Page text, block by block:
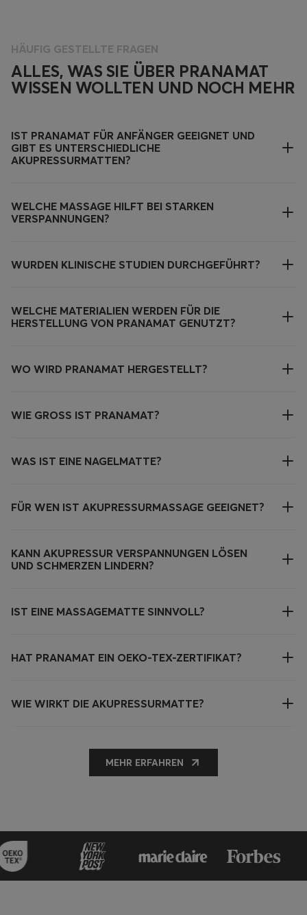
HÄUFIG GESTELLTE FRAGEN
ALLES, WAS SIE ÜBER PRANAMAT
WISSEN WOLLTEN UND NOCH MEHR
IST PRANAMAT FÜR ANFÄNGER GEEIGNET UND
GIBT ES UNTERSCHIEDLICHE
AKUPRESSURMATTEN?
WELCHE MASSAGE HILFT BEI STARKEN
VERSPANNUNGEN?
WURDEN KLINISCHE STUDIEN DURCHGEFÜHRT?
WELCHE MATERIALIEN WERDEN FÜR DIE
HERSTELLUNG VON PRANAMAT GENUTZT?
WO WIRD PRANAMAT HERGESTELLT?
WIE GROSS IST PRANAMAT?
WAS IST EINE NAGELMATTE?
FÜR WEN IST AKUPRESSURMASSAGE GEEIGNET?
KANN AKUPRESSUR VERSPANNUNGEN LÖSEN
UND SCHMERZEN LINDERN?
IST EINE MASSAGEMATTE SINNVOLL?
HAT PRANAMAT EIN OEKO-TEX-ZERTIFIKAT?
WIE WIRKT DIE AKUPRESSURMATTE?
MEHR ERFAHREN